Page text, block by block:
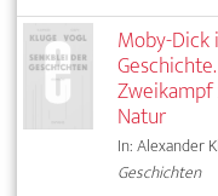
Moby-Dick
Natur
In: Alexander
Geschichten